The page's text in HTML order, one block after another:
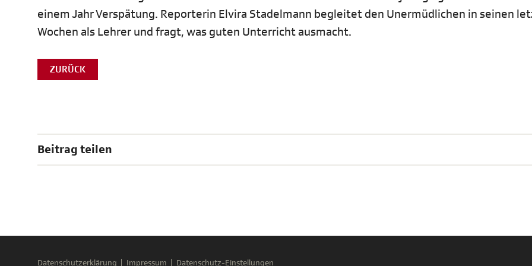
einem Jahr Verspätung. Reporterin Elvira Stadelmann begleitet den Unermüdlichen in seinen
Wochen als Lehrer und fragt, was guten Unterricht ausmacht.
ZURÜCK
Beitrag teilen
Datenschutzerklärung Impressum Datenschutz-Einstellungen